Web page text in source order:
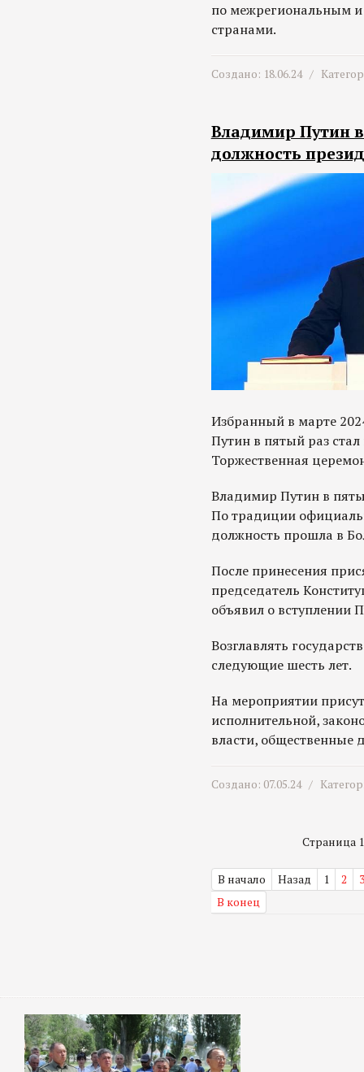
по межрегиональным
странами.
Создано: 18.06.24 /
Владимир Путин
должность
Избранный в марте
Путин в пятый раз
Торжественная
Владимир Путин в
По традиции
должность прошла в
После принесения
председатель
объявил о вступлении
Возглавлять
следующие шесть лет.
На мероприятии
исполнительной,
власти, общественные
Создано: 07.05.24 /
Страница
В начало Назад 1 2
3
В конец